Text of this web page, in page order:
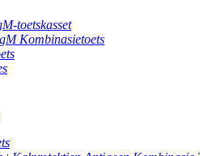
toetskasset
Kombinasietoets